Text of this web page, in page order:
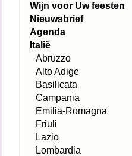
Wijn voor Uw feesten
Nieuwsbrief
Agenda
Italië
Abruzzo
Alto Adige
Basilicata
Campania
Emilia-Romagna
Friuli
Lazio
Lombardia